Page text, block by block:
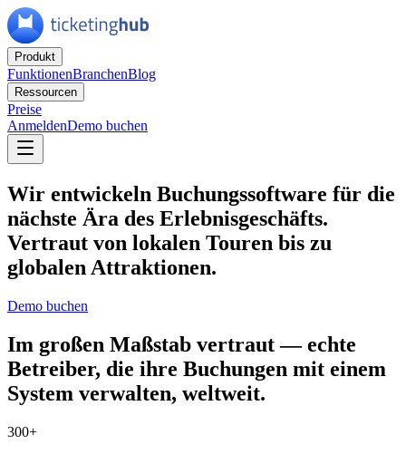
Produkt
FunktionenBranchenBlog
Ressourcen
Preise
AnmeldenDemo buchen
Wir entwickeln Buchungssoftware für die
nächste Ära des Erlebnisgeschäfts.
Vertraut von lokalen Touren bis zu
globalen Attraktionen.
Demo buchen
Im großen Maßstab vertraut — echte
Betreiber, die ihre Buchungen mit einem
System verwalten, weltweit.
300+